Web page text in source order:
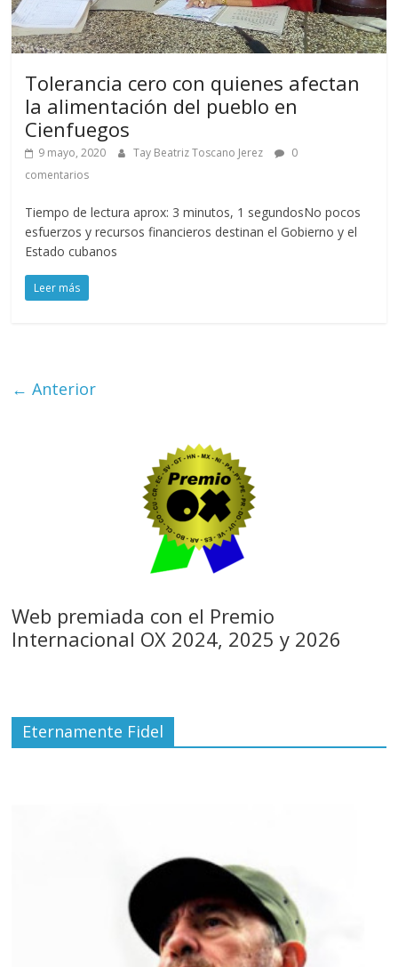
Tolerancia cero con quienes afectan
la alimentación del pueblo en
Cienfuegos
9 mayo, 2020 Tay Beatriz Toscano Jerez
0
comentarios
Tiempo de lectura aprox: 3 minutos, 1 segundosNo pocos
esfuerzos y recursos financieros destinan el Gobierno y el
Estado cubanos
Leer más
← Anterior
Web premiada con el Premio
Internacional OX 2024, 2025 y 2026
Eternamente Fidel